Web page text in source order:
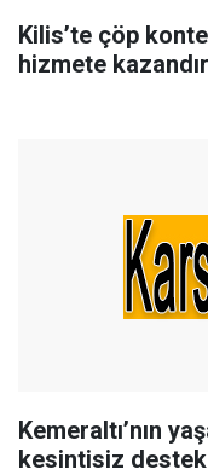
Kilis’te çöp
hizmete
Kemeraltı’nın
kesintisiz destek